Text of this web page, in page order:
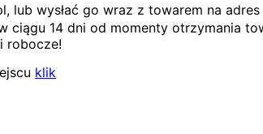
lub wysłać go wraz z towarem na
ciągu 14 dni od momenty otrzymania
robocze!
klik